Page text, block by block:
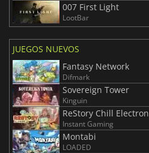
007 First Light
LootBar
JUEGOS NUEVOS
Fantasy Network
Difmark
Sovereign Tower
Kinguin
ReStory Chill
Instant Gaming
Montabi
LOADED